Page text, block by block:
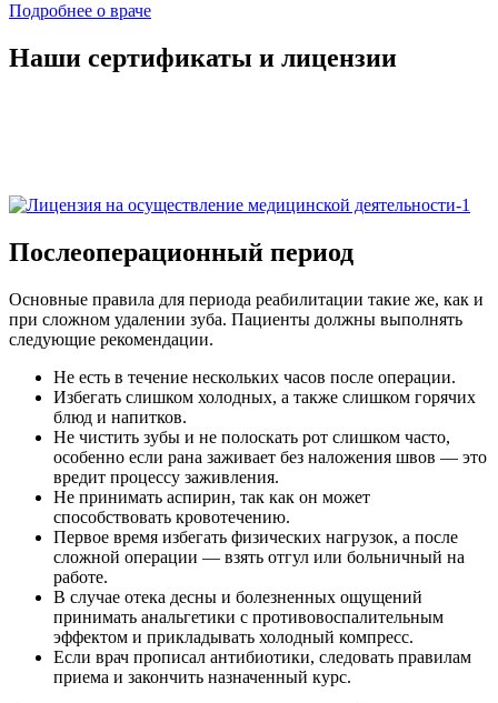
Подробнее о враче
Наши сертификаты и лицензии
Послеоперационный период
Основные правила для периода реабилитации такие же, как и
при сложном удалении зуба. Пациенты должны выполнять
следующие рекомендации.
Не есть в течение нескольких часов после операции.
Избегать слишком холодных, а также слишком горячих
блюд и напитков.
Не чистить зубы и не полоскать рот слишком часто,
особенно если рана заживает без наложения швов — это
вредит процессу заживления.
Не принимать аспирин, так как он может
способствовать кровотечению.
Первое время избегать физических нагрузок, а после
сложной операции — взять отгул или больничный на
работе.
В случае отека десны и болезненных ощущений
принимать анальгетики с противовоспалительным
эффектом и прикладывать холодный компресс.
Если врач прописал антибиотики, следовать правилам
приема и закончить назначенный курс.